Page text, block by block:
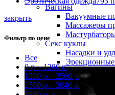
Вагины
Вакуумные
Массажеры
Секс куклы
Насадки и
Эрекционные
закрыть
Фильтр по цене
Все
0р.-1280р.
1280 р. - 2560 р.
2560 р. - 3840 р.